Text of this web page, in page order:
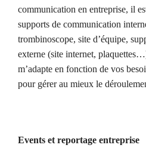
communication en entreprise, il
supports de communication
trombinoscope, site d’équipe,
externe (site internet,
m’adapte en fonction de vos
pour gérer au mieux le
Events et reportage entreprise